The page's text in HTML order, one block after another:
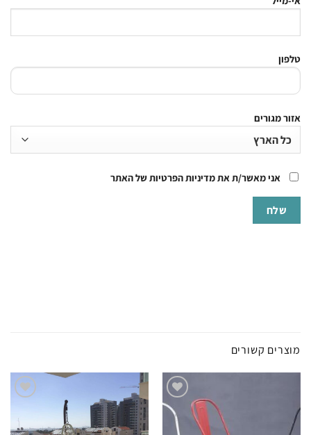
טלפון
אזור מגורים
אני מאשר/ת את מדיניות הפרטיות של האתר
מוצרים קשורים
הוסף
לרשימת
המשאלות
המשאלות